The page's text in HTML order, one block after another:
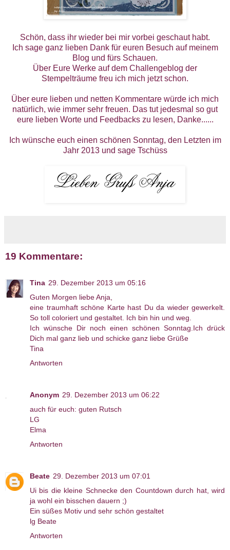
Schön, dass ihr wieder bei mir vorbei geschaut habt.
Ich sage ganz lieben Dank für euren Besuch auf meinem
Blog und fürs Schauen.
Über Eure Werke auf dem Challengeblog der
Stempelträume freu ich mich jetzt schon.
Über eure lieben und netten Kommentare würde ich mich
natürlich, wie immer sehr freuen. Das tut jedesmal so gut
eure lieben Worte und Feedbacks zu lesen, Danke......
Ich wünsche euch einen schönen Sonntag, den Letzten im
Jahr 2013 und sage Tschüss
19 Kommentare:
Tina 29. Dezember 2013 um 05:16
Guten Morgen liebe Anja,
eine traumhaft schöne Karte hast Du da wieder gewerkelt.
So toll coloriert und gestaltet. Ich bin hin und weg.
Ich wünsche Dir noch einen schönen Sonntag.Ich drück
Dich mal ganz lieb und schicke ganz liebe Grüße
Tina
Antworten
Anonym 29. Dezember 2013 um 06:22
auch für euch: guten Rutsch
LG
Elma
Antworten
Beate 29. Dezember 2013 um 07:01
Ui bis die kleine Schnecke den Countdown durch hat, wird
ja wohl ein bisschen dauern ;)
Ein süßes Motiv und sehr schön gestaltet
lg Beate
Antworten